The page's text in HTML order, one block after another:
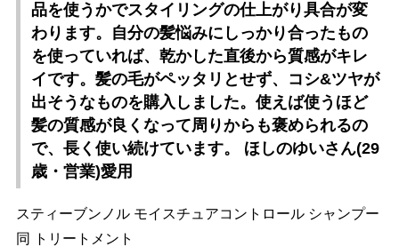
品を使うかでスタイリングの仕上がり具合が変
わります。自分の髪悩みにしっかり合ったもの
を使っていれば、乾かした直後から質感がキレ
イです。髪の毛がペッタリとせず、コシ&ツヤが
出そうなものを購入しました。使えば使うほど
髪の質感が良くなって周りからも褒められるの
で、長く使い続けています。 ほしのゆいさん(29
歳・営業)愛用
スティーブンノル モイスチュアコントロール シャンプー
同 トリートメント